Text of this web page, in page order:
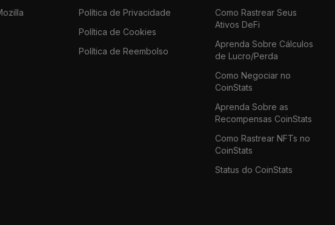
Política de Privacidade
Política de Cookies
Política de Reembolso
Como Rastrear Seus
Ativos DeFi
Aprenda Sobre Cálculos
de Lucro/Perda
Como Negociar no
CoinStats
Aprenda Sobre as
Recompensas CoinStats
Como Rastrear NFTs no
CoinStats
Status do CoinStats